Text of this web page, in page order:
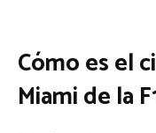
Cómo es el
Miami de la